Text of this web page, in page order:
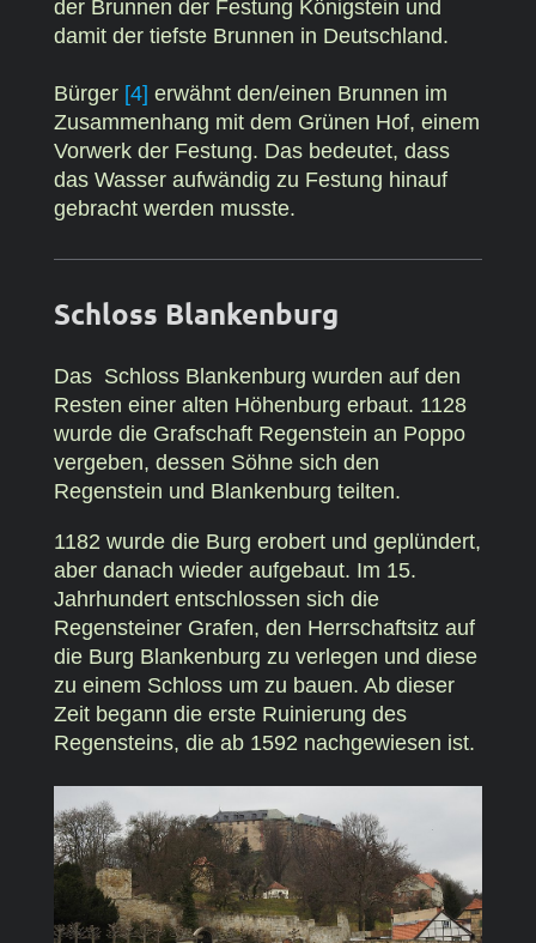
der Brunnen der Festung Königstein und
damit der tiefste Brunnen in Deutschland.
Bürger [4] erwähnt den/einen Brunnen im
Zusammenhang mit dem Grünen Hof, einem
Vorwerk der Festung. Das bedeutet, dass
das Wasser aufwändig zu Festung hinauf
gebracht werden musste.
Schloss Blankenburg
Das Schloss Blankenburg wurden auf den
Resten einer alten Höhenburg erbaut. 1128
wurde die Grafschaft Regenstein an Poppo
vergeben, dessen Söhne sich den
Regenstein und Blankenburg teilten.
1182 wurde die Burg erobert und geplündert,
aber danach wieder aufgebaut. Im 15.
Jahrhundert entschlossen sich die
Regensteiner Grafen, den Herrschaftsitz auf
die Burg Blankenburg zu verlegen und diese
zu einem Schloss um zu bauen. Ab dieser
Zeit begann die erste Ruinierung des
Regensteins, die ab 1592 nachgewiesen ist.